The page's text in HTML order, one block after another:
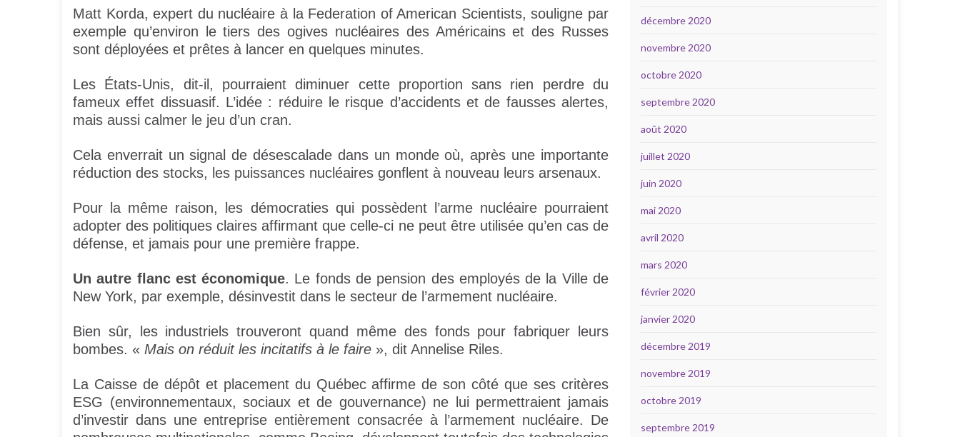
Matt Korda, expert du nucléaire à la Federation of American Scientists, souligne par
exemple qu’environ le tiers des ogives nucléaires des Américains et des Russes
sont déployées et prêtes à lancer en quelques minutes.
Les États-Unis, dit-il, pourraient diminuer cette proportion sans rien perdre du
fameux effet dissuasif. L’idée : réduire le risque d’accidents et de fausses alertes,
mais aussi calmer le jeu d’un cran.
Cela enverrait un signal de désescalade dans un monde où, après une importante
réduction des stocks, les puissances nucléaires gonflent à nouveau leurs arsenaux.
Pour la même raison, les démocraties qui possèdent l’arme nucléaire pourraient
adopter des politiques claires affirmant que celle-ci ne peut être utilisée qu’en cas de
défense, et jamais pour une première frappe.
Un autre flanc est économique. Le fonds de pension des employés de la Ville de
New York, par exemple, désinvestit dans le secteur de l’armement nucléaire.
Bien sûr, les industriels trouveront quand même des fonds pour fabriquer leurs
bombes. « Mais on réduit les incitatifs à le faire », dit Annelise Riles.
La Caisse de dépôt et placement du Québec affirme de son côté que ses critères
ESG (environnementaux, sociaux et de gouvernance) ne lui permettraient jamais
d’investir dans une entreprise entièrement consacrée à l’armement nucléaire. De
décembre 2020
novembre 2020
octobre 2020
septembre 2020
août 2020
juillet 2020
juin 2020
mai 2020
avril 2020
mars 2020
février 2020
janvier 2020
décembre 2019
novembre 2019
octobre 2019
septembre 2019